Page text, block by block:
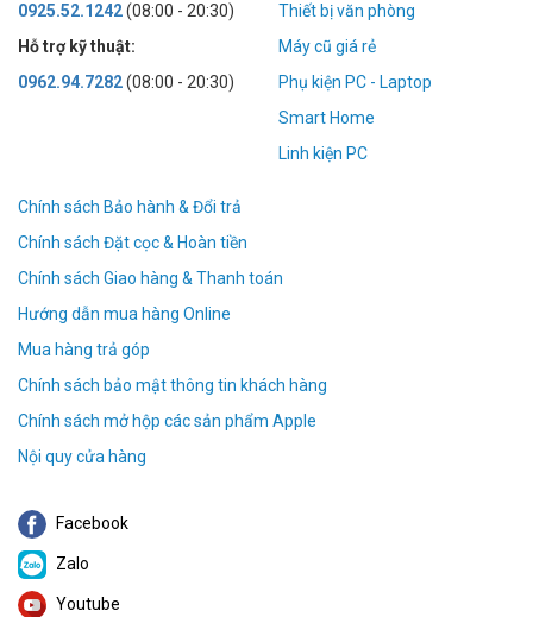
0925.52.1242(08:00 - 20:30)
Hỗ trợ kỹ thuật:
0962.94.7282(08:00 - 20:30)
Thiết bị văn phòng
Máy cũ giá rẻ
Phụ kiện PC - Laptop
Smart Home
Linh kiện PC
Chính sách Bảo hành & Đổi trả
Chính sách Đặt cọc & Hoàn tiền
Chính sách Giao hàng & Thanh toán
Hướng dẫn mua hàng Online
Mua hàng trả góp
Chính sách bảo mật thông tin khách hàng
Chính sách mở hộp các sản phẩm Apple
Nội quy cửa hàng
Facebook
Zalo
Youtube